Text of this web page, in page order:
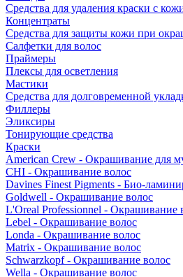
Средства для удаления краски с
Концентраты
Средства для защиты кожи при
Салфетки для волос
Праймеры
Плексы для осветления
Мастики
Средства для долговременной
Филлеры
Эликсиры
Тонирующие средства
Краски
American Crew - Окрашивание для
CHI - Окрашивание волос
Davines Finest Pigments - Био-
Goldwell - Окрашивание волос
L'Oreal Professionnel - Окрашивание
Lebel - Окрашивание волос
Londa - Окрашивание волос
Matrix - Окрашивание волос
Schwarzkopf - Окрашивание волос
Wella - Окрашивание волос